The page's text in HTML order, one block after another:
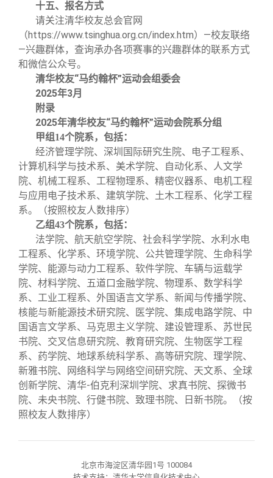
十五、报名方式
请关注清华校友总会官网
（https://www.tsinghua.org.cn/index.htm）—校友联络
—兴趣群体，查询承办各项赛事的兴趣群体的联系方式
和微信公众号。
清华校友“马约翰杯”运动会组委会
2025年3月
附录
2025年清华校友“马约翰杯”运动会院系分组
甲组14个院系，包括：
经济管理学院、深圳国际研究生院、电子工程系、
计算机科学与技术系、美术学院、自动化系、人文学
院、机械工程系、工程物理系、精密仪器系、电机工程
与应用电子技术系、建筑学院、土木工程系、化学工程
系。（按照校友人数排序）
乙组43个院系，包括：
法学院、航天航空学院、社会科学学院、水利水电
工程系、化学系、环境学院、公共管理学院、生命科学
学院、能源与动力工程系、软件学院、车辆与运载学
院、材料学院、五道口金融学院、物理系、数学科学
系、工业工程系、外国语言文学系、新闻与传播学院、
核能与新能源技术研究院、医学院、集成电路学院、中
国语言文学系、马克思主义学院、建设管理系、苏世民
书院、交叉信息研究院、教育研究院、生物医学工程
系、药学院、地球系统科学系、高等研究院、理学院、
新雅书院、网络科学与网络空间研究院、天文系、全球
创新学院、清华-伯克利深圳学院、求真书院、探微书
院、未央书院、行健书院、致理书院、日新书院。（按
照校友人数排序）
北京市海淀区清华园1号 100084